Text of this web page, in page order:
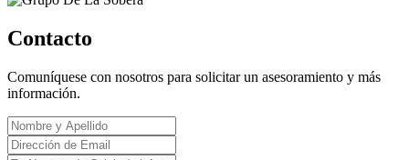
Contacto
Comuníquese con nosotros para solicitar un asesoramiento y más
información.